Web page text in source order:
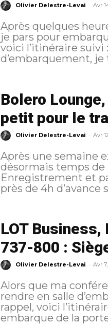
Olivier Delestre-Levai - Avr
Après quelques
je pars pour embarquer
voici l’itinéraire suivi : Embarquement Alors que j’arrive en porte
d’embarquement,
Bolero
petit pour le
Olivier Delestre-Levai - Avr
Après une semaine
désormais temps de repartir à
Enregistrement et parcours au sol Nous arrivons
près de 4h d’avance
LOT Business,
737-800 :
Olivier Delestre-Levai - Avr
Alors que ma
rendre en salle
rappel, voici l’itinéraire suivi : Embarquement
embarque de la